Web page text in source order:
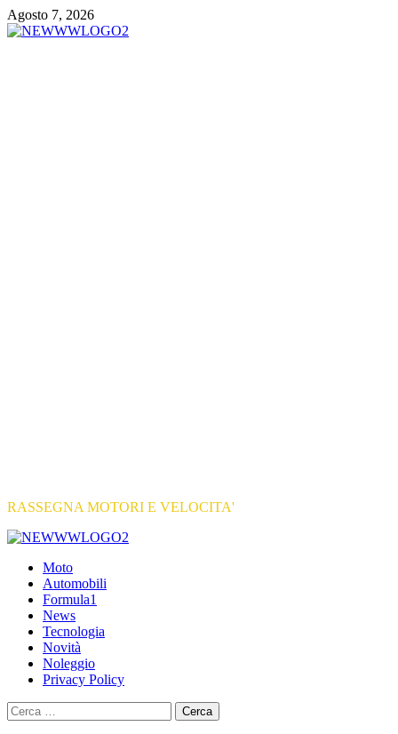
Vai
al
Agosto 7, 2026
RASSEGNA MOTORI E VELOCITA'
Primary
Moto
Automobili
Formula1
News
Tecnologia
Novità
Noleggio
Privacy Policy
Ricerca
per: